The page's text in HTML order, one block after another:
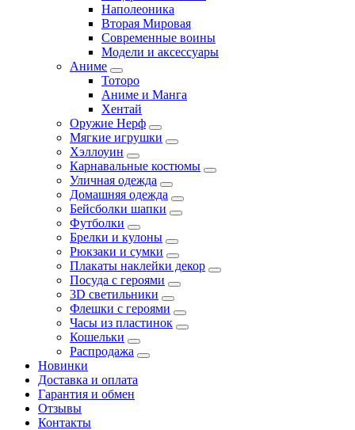
Наполеоника
Вторая Мировая
Современные воины
Модели и аксессуары
Аниме
Тоторо
Аниме и Манга
Хентай
Оружие Нерф
Мягкие игрушки
Хэллоуин
Карнавальные костюмы
Уличная одежда
Домашняя одежда
Бейсболки шапки
Футболки
Брелки и кулоны
Рюкзаки и сумки
Плакаты наклейки декор
Посуда с героями
3D светильники
Флешки с героями
Часы из пластинок
Кошельки
Распродажа
Новинки
Доставка и оплата
Гарантия и обмен
Отзывы
Контакты